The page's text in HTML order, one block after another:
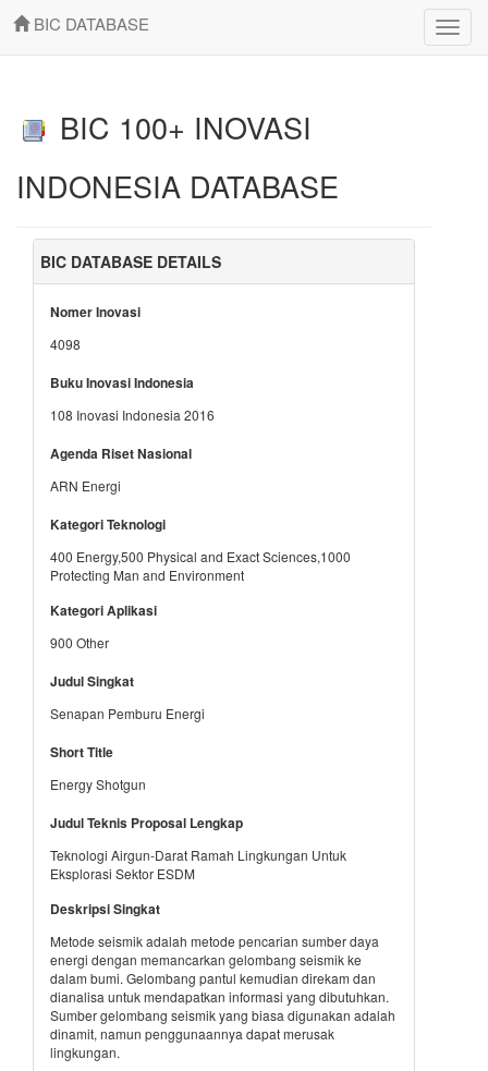
Toggle
BIC DATABASE
BIC 100+ INOVASI
INDONESIA DATABASE
BIC DATABASE DETAILS
Nomer Inovasi
4098
Buku Inovasi Indonesia
108 Inovasi Indonesia 2016
Agenda Riset Nasional
ARN Energi
Kategori Teknologi
400 Energy,500 Physical and Exact Sciences,1000
Protecting Man and Environment
Kategori Aplikasi
900 Other
Judul Singkat
Senapan Pemburu Energi
Short Title
Energy Shotgun
Judul Teknis Proposal Lengkap
Teknologi Airgun-Darat Ramah Lingkungan Untuk
Eksplorasi Sektor ESDM
Deskripsi Singkat
Metode seismik adalah metode pencarian sumber daya
energi dengan memancarkan gelombang seismik ke
dalam bumi. Gelombang pantul kemudian direkam dan
dianalisa untuk mendapatkan informasi yang dibutuhkan.
Sumber gelombang seismik yang biasa digunakan adalah
dinamit, namun penggunaannya dapat merusak
lingkungan.